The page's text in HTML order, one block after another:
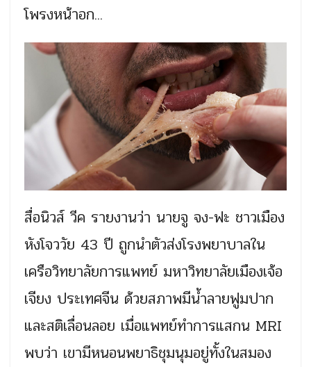
โพรงหน้าอก...
สื่อนิวส์ วีค รายงานว่า นายจู จง-ฟะ ชาวเมือง
หังโจววัย 43 ปี ถูกนำตัวส่งโรงพยาบาลใน
เครือวิทยาลัยการแพทย์ มหาวิทยาลัยเมืองเจ้อ
เจียง ประเทศจีน ด้วยสภาพมีน้ำลายฟูมปาก
และสติเลื่อนลอย เมื่อแพทย์ทำการแสกน MRI
พบว่า เขามีหนอนพยาธิชุมนุมอยู่ทั้งในสมอง